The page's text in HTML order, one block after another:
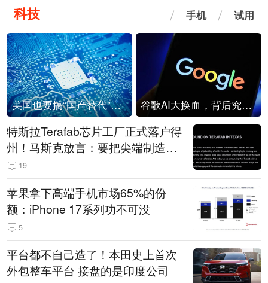
科技 手机 试用
美国也要搞“国产替代”？先算清三笔账 谷歌AI大换血，背后究竟发生了什么？
特斯拉Terafab芯片工厂正式落户得
州！马斯克放言：要把尖端制造带
回美国
19
苹果拿下高端手机市场65%的份
额：iPhone 17系列功不可没
5
平台都不自己造了！本田史上首次
外包整车平台 接盘的是印度公司